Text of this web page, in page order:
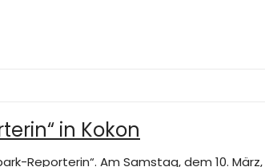
in Kokon
Reporterin“. Am Samstag, dem 10. März,